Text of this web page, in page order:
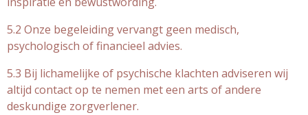
5.2 Onze begeleiding vervangt geen medisch,
psychologisch of financieel advies.
5.3 Bij lichamelijke of psychische klachten adviseren wij
altijd contact op te nemen met een arts of andere
deskundige zorgverlener.